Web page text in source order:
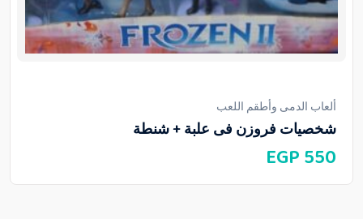
ألعاب الدمى وأطقم اللعب
شخصيات فروزن فى علبة + شنطة
550
EGP